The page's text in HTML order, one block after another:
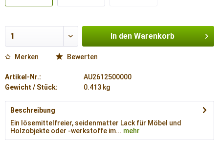
In den Warenkorb
Merken Bewerten
Artikel-Nr.:
AU2612500000
Gewicht / Stück:
0.413 kg
Beschreibung
Ein lösemittelfreier, seidenmatter Lack für Möbel und
Holzobjekte oder -werkstoffe im... mehr